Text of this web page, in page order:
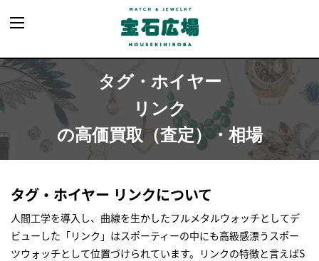
タグ・ホイヤー
リンク
の高価買取（査定）・相場
タグ・ホイヤー リンクについて
人間工学を導入し、曲線を生かしたフルメタルウォッチとしてデ
ビューした「リンク」はスポーティーの中にも高級感漂うスポー
ツウォッチとして位置づけられています。リンクの特徴と言えばS